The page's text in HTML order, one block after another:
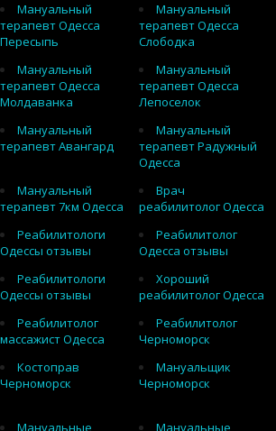
Мануальный
терапевт Одесса
Пересыпь
Мануальный
терапевт Одесса
Слободка
Мануальный
терапевт Одесса
Молдаванка
Мануальный
терапевт Одесса
Лепоселок
Мануальный
терапевт Авангард
Мануальный
терапевт Радужный
Одесса
Мануальный
терапевт 7км Одесса
Врач
реабилитолог Одесса
Реабилитологи
Одессы отзывы
Реабилитолог
Одесса отзывы
Реабилитологи
Одессы отзывы
Хороший
реабилитолог Одесса
Реабилитолог
массажист Одесса
Реабилитолог
Черноморск
Костоправ
Черноморск
Мануальщик
Черноморск
Мануальные
Мануальные